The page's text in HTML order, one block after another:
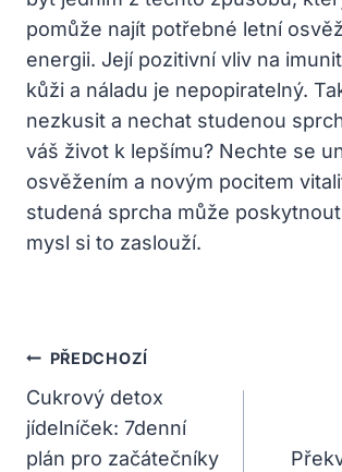
pomůže najít potřebné letní
energii. Její pozitivní vliv na
kůži a náladu je nepopiratelný.
nezkusit a nechat studenou
váš život k lepšímu? Nechte se
osvěžením a novým pocitem
studená sprcha může
mysl si to zaslouží.
Navigace
Pro
Příspěvek
PŘEDCHOZÍ
Cukrový detox
jídelníček: 7denní
plán pro začátečníky